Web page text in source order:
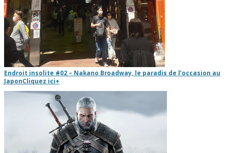
Endroit insolite #02 – Nakano Broadway, le paradis de l’occasion au
JaponCliquez ici+